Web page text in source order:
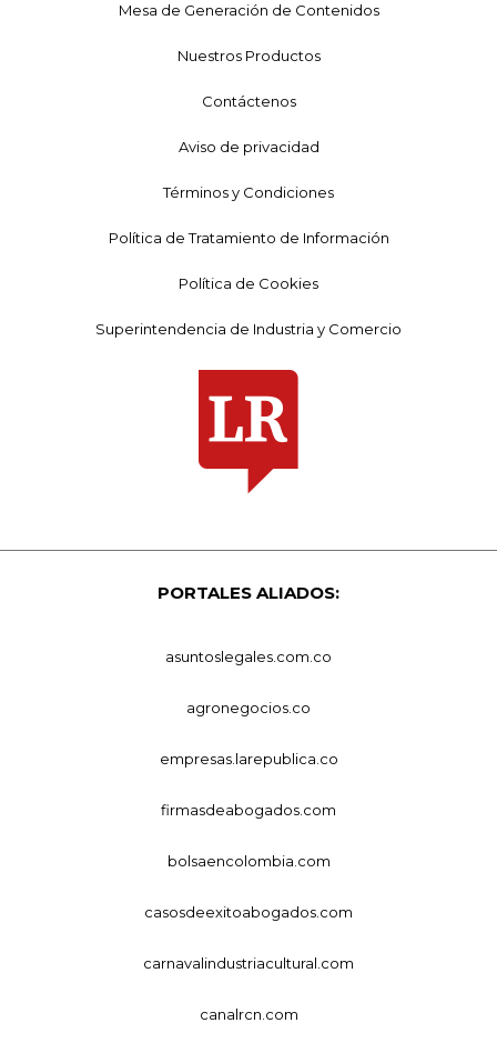
Mesa de Generación de Contenidos
Nuestros Productos
Contáctenos
Aviso de privacidad
Términos y Condiciones
Política de Tratamiento de Información
Política de Cookies
Superintendencia de Industria y Comercio
PORTALES ALIADOS:
asuntoslegales.com.co
agronegocios.co
empresas.larepublica.co
firmasdeabogados.com
bolsaencolombia.com
casosdeexitoabogados.com
carnavalindustriacultural.com
canalrcn.com